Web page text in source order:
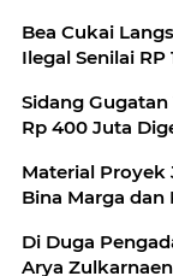
Bea Cukai
Ilegal Senilai RP
Sidang
Rp 400 Juta
Material Proyek
Bina Marga
Di Duga
Arya